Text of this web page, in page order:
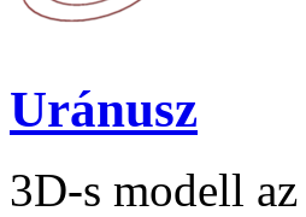
Uránusz
3D-s modell